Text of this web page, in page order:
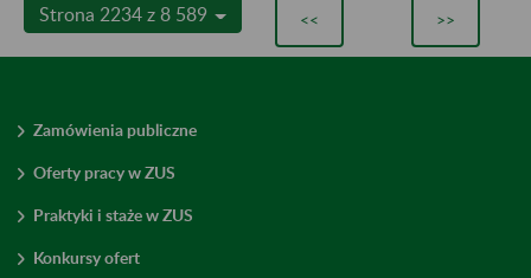
Strona 2234 z 8 589 << >>
Zamówienia publiczne
Oferty pracy w ZUS
Praktyki i staże w ZUS
Konkursy ofert